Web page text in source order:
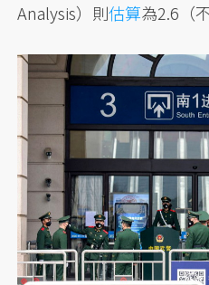
Analysis）則估算為2.6（